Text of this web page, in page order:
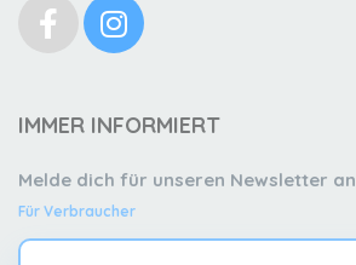
IMMER INFORMIERT
Melde dich für unseren Newsletter an
Für Verbraucher